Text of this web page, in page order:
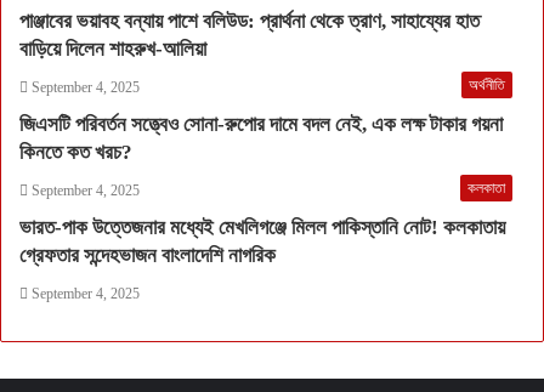
পাঞ্জাবের ভয়াবহ বন্যায় পাশে বলিউড: প্রার্থনা থেকে ত্রাণ, সাহায্যের হাত
বাড়িয়ে দিলেন শাহরুখ-আলিয়া
September 4, 2025 অর্থনীতি
জিএসটি পরিবর্তন সত্ত্বেও সোনা-রুপোর দামে বদল নেই, এক লক্ষ টাকার গয়না
কিনতে কত খরচ?
September 4, 2025 কলকাতা
ভারত-পাক উত্তেজনার মধ্যেই মেখলিগঞ্জে মিলল পাকিস্তানি নোট! কলকাতায়
গ্রেফতার সন্দেহভাজন বাংলাদেশি নাগরিক
September 4, 2025